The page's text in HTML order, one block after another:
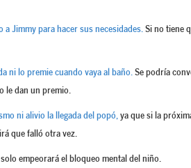
a Jimmy para hacer sus necesidades. Si no tiene
ni lo premie cuando vaya al baño. Se podría
le dan un premio.
ni alivio la llegada del popó, ya que si la
que falló otra vez.
empeorará el bloqueo mental del niño.